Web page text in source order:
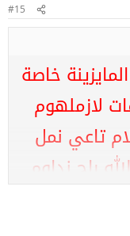
#15
خاصة
لازملهوم
تاعي نمل
راح نداوم